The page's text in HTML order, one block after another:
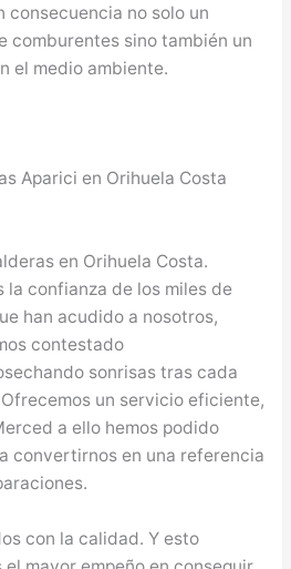
consecuencia no solo un
comburentes sino también un
el medio ambiente.
Aparici en Orihuela Costa
en Orihuela Costa.
la confianza de los miles de
han acudido a nosotros,
contestado
sonrisas tras cada
un servicio eficiente,
a ello hemos podido
convertirnos en una referencia
con la calidad. Y esto